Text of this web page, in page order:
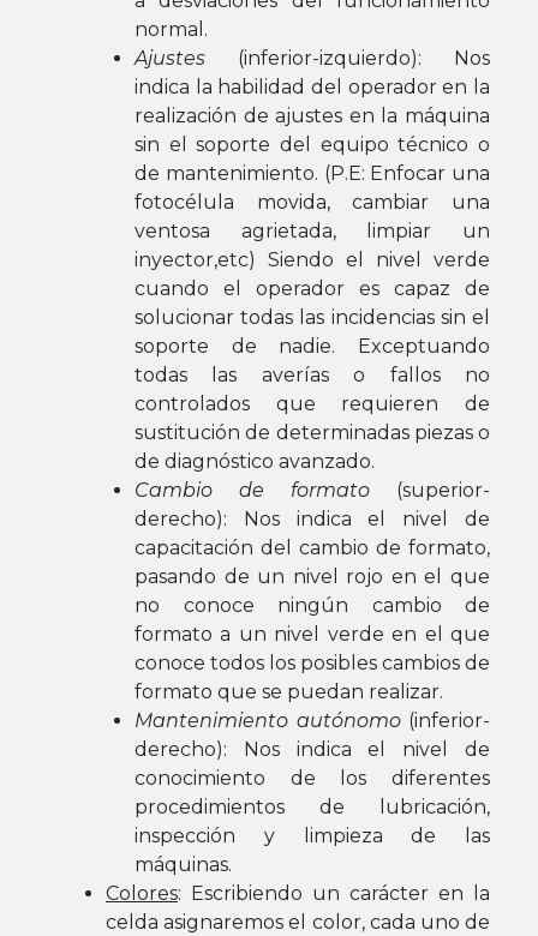
normal.
Ajustes (inferior-izquierdo): Nos
indica la habilidad del operador en la
realización de ajustes en la máquina
sin el soporte del equipo técnico o
de mantenimiento. (P.E: Enfocar una
fotocélula movida, cambiar una
ventosa agrietada, limpiar un
inyector,etc) Siendo el nivel verde
cuando el operador es capaz de
solucionar todas las incidencias sin el
soporte de nadie. Exceptuando
todas las averías o fallos no
controlados que requieren de
sustitución de determinadas piezas o
de diagnóstico avanzado.
Cambio de formato (superior-
derecho): Nos indica el nivel de
capacitación del cambio de formato,
pasando de un nivel rojo en el que
no conoce ningún cambio de
formato a un nivel verde en el que
conoce todos los posibles cambios de
formato que se puedan realizar.
Mantenimiento autónomo(inferior-
derecho): Nos indica el nivel de
conocimiento de los diferentes
procedimientos de lubricación,
inspección y limpieza de las
máquinas.
Colores: Escribiendo un carácter en la
celda asignaremos el color, cada uno de